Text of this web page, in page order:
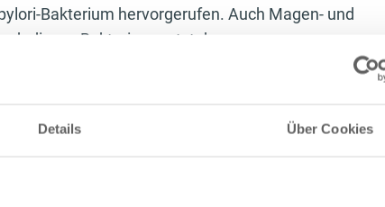
Details Über Cookies
Bakterium hervorgerufen. Auch Magen- und
dieses Bakterium entstehen.
Therapien eingesetzt. Diese schädigen jedoch
Dauer eingesetzt werden, und sollten daher keine
Abgesehen davon tragen viele Menschen das
und leben beschwerdefrei damit.
Leben in Kombination mit minderwertigen